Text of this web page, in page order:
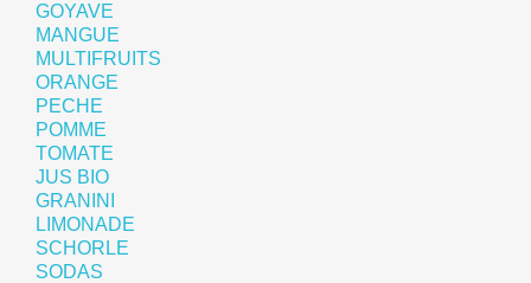
GOYAVE
MANGUE
MULTIFRUITS
ORANGE
PECHE
POMME
TOMATE
JUS BIO
GRANINI
LIMONADE
SCHORLE
SODAS